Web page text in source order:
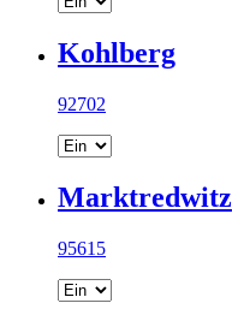
Kohlberg
92702
Marktredwitz
95615